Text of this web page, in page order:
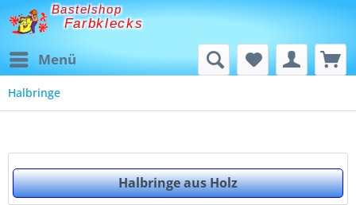
Bastelshop
Farbklecks
Menü
Halbringe
Halbringe aus Holz